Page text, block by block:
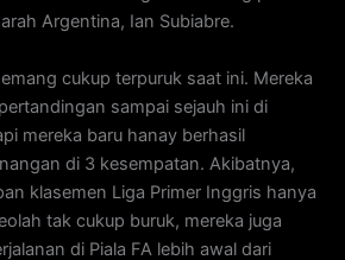
Argentina, Ian Subiabre.
cukup terpuruk saat ini. Mereka
sampai sejauh ini di
mereka baru hanay berhasil
di 3 kesempatan. Akibatnya,
klasemen Liga Primer Inggris hanya
tak cukup buruk, mereka juga
di Piala FA lebih awal dari